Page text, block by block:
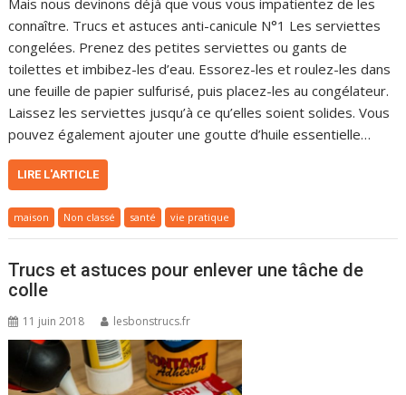
Mais nous devinons déjà que vous vous impatientez de les
connaître. Trucs et astuces anti-canicule N°1 Les serviettes
congelées. Prenez des petites serviettes ou gants de
toilettes et imbibez-les d’eau. Essorez-les et roulez-les dans
une feuille de papier sulfurisé, puis placez-les au congélateur.
Laissez les serviettes jusqu’à ce qu’elles soient solides. Vous
pouvez également ajouter une goutte d’huile essentielle…
LIRE L'ARTICLE
maison Non classé santé vie pratique
Trucs et astuces pour enlever une tâche de
colle
11 juin 2018 lesbonstrucs.fr